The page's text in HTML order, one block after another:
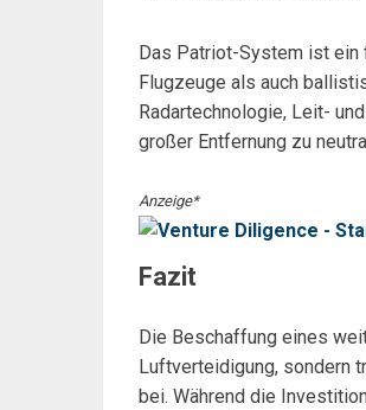
Das Patriot-System ist
Flugzeuge als auch
Radartechnologie, Leit-
großer Entfernung zu
Anzeige*
Fazit
Die Beschaffung eines
Luftverteidigung, sondern
bei. Während die